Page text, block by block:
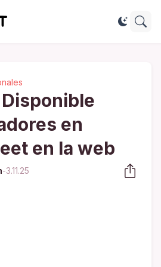
Disponible
en
en la web
-3.11.25